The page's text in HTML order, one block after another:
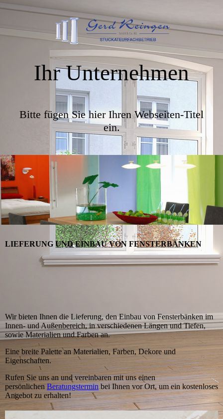
Ihr Unternehmen
Bitte fügen Sie hier Ihren Webseiten-Titel
ein.
LIEFERUNG UND EINBAU VON FENSTERBÄNKEN
Wir bieten Ihnen die Lieferung, den Einbau von Fenster­bän­ken im
Innen- und Außenbereich, in verschiedenen Längen und Tiefen,
sowie Materialien und Farben an.
Eine breite Palette an Materialien, Farben, Dekore und
Eigenschaften.
Rufen Sie uns an und vereinbaren mit uns einen
persönlichen Beratungstermin bei Ihnen vor Ort, um ein kostenloses
Angebot zu erhalten!